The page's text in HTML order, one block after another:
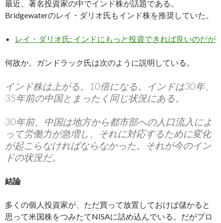
最近、著名投資家の中でインド株が話題である。
Bridgewaterのレイ・ダリオ氏もインド株を推奨していた。
レイ・ダリオ氏: インドにもっと投資できれば良いのだが
何故か。ガンドラック氏は次のように説明している。
インド株は上がる。10倍になる。インドは30年、
35年前の中国とまったく同じ状況にある。
30年前、中国は地方から都市部への人口流入によ
って労働力が急増し、それに対応するために変化
が起こらなければならなかった。それが今のイン
ドの状況だ。
結論
多くの個人投資家が、ただ買って放置しておけば儲かると
思って米国株をつみたてNISAに詰め込んでいる。だがプロ